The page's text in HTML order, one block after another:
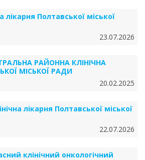
лікарня Полтавської міської
23.07.2026
РАЙОННА КЛІНІЧНА
МІСЬКОЇ РАДИ
20.02.2025
лікарня Полтавської міської
22.07.2026
клінічний онкологічний